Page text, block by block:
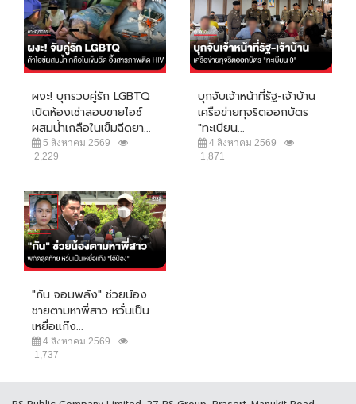
ผงะ! บุกรวบคู่รัก LGBTQ
เปิดห้องเช่าลอบขายไอซ์
ผสมน้ำเกลือในเข็มฉีดยา...
5 สิงหาคม 2569
2,229
บุกจับเจ้าหน้าที่รัฐ-เจ้าบ้าน
เครือข่ายทุจริตออกบัตร
"ทะเบียน...
4 สิงหาคม 2569
1,871
"กัน จอมพลัง" ช่วยน้อง
ชายตามหาพี่สาว หวั่นเป็น
เหยื่อแก๊ง...
4 สิงหาคม 2569
1,737